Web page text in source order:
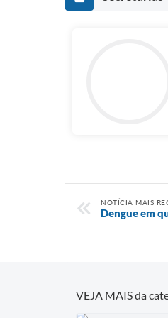
NOTÍCIA MAIS
Dengue em
VEJA MAIS da